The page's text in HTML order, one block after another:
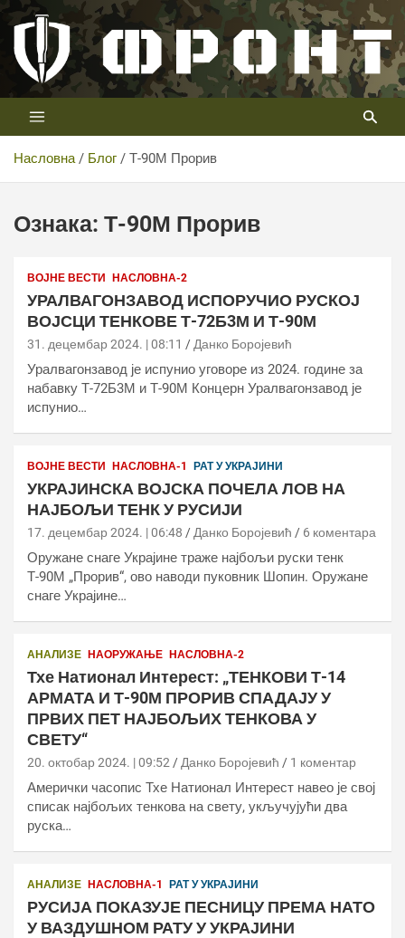
Скип
цонтент
Телевизија ФРОНТ
Први војни канал у Србији
Насловна Блог Т-90М Прорив
Ознака: Т-90М Прорив
ВОЈНЕ ВЕСТИ НАСЛОВНА-2
УРАЛВАГОНЗАВОД ИСПОРУЧИО РУСКОЈ
ВОЈСЦИ ТЕНКОВЕ Т-72Б3М И Т-90М
31. децембар 2024. | 08:11 Данко Боројевић
Уралвагонзавод је испунио уговоре из 2024. године за
набавку Т-72Б3М и Т-90М Концерн Уралвагонзавод је
испунио…
ВОЈНЕ ВЕСТИ НАСЛОВНА-1 РАТ У УКРАЈИНИ
УКРАЈИНСКА ВОЈСКА ПОЧЕЛА ЛОВ НА
НАЈБОЉИ ТЕНК У РУСИЈИ
17. децембар 2024. | 06:48 Данко Боројевић 6 коментара
Оружане снаге Украјине траже најбољи руски тенк
Т-90М „Прорив“, ово наводи пуковник Шопин. Оружане
снаге Украјине…
АНАЛИЗЕ НАОРУЖАЊЕ НАСЛОВНА-2
Тхе Натионал Интерест: „ТЕНКОВИ Т-14
АРМАТА И Т-90М ПРОРИВ СПАДАЈУ У
ПРВИХ ПЕТ НАЈБОЉИХ ТЕНКОВА У
СВЕТУ“
20. октобар 2024. | 09:52 Данко Боројевић 1 коментар
Амерички часопис Тхе Натионал Интерест навео је свој
списак најбољих тенкова на свету, укључујући два
руска…
АНАЛИЗЕ НАСЛОВНА-1 РАТ У УКРАЈИНИ
РУСИЈА ПОКАЗУЈЕ ПЕСНИЦУ ПРЕМА НАТО
У ВАЗДУШНОМ РАТУ У УКРАЈИНИ